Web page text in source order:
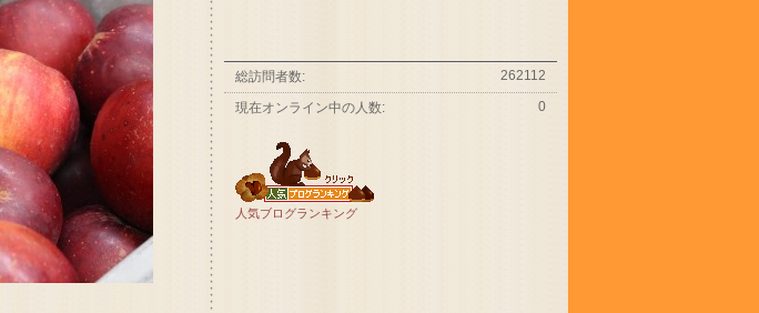
262112
総訪問者数:
0
現在オンライン中の人数:
人気ブログランキング